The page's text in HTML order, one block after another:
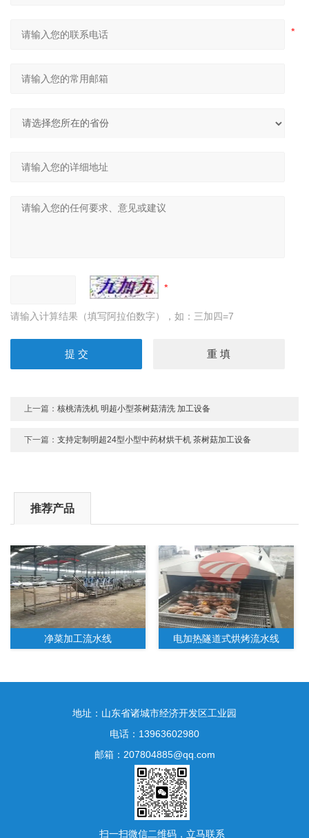
请输入计算结果（填写阿拉伯数字），如：三加四=7
上一篇：核桃清洗机 明超小型茶树菇清洗 加工设备
下一篇：支持定制明超24型小型中药材烘干机 茶树菇加工设备
推荐产品
净菜加工流水线 电加热隧道式烘烤流水线
水果净菜加工生产线
地址：山东省诸城市经济开发区工业园
电话：13963602980
邮箱：207804885@qq.com
扫一扫微信二维码，立马联系